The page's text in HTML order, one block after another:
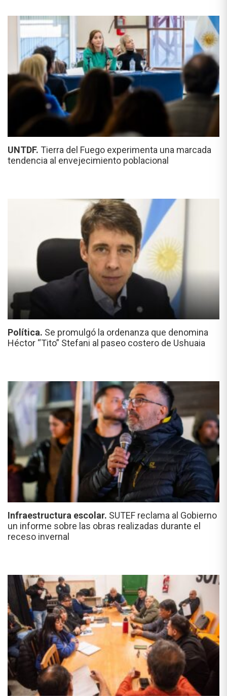
UNTDF. Tierra del Fuego experimenta una marcada
tendencia al envejecimiento poblacional
Política. Se promulgó la ordenanza que denomina
Héctor “Tito” Stefani al paseo costero de Ushuaia
Infraestructura escolar. SUTEF reclama al Gobierno
un informe sobre las obras realizadas durante el
receso invernal